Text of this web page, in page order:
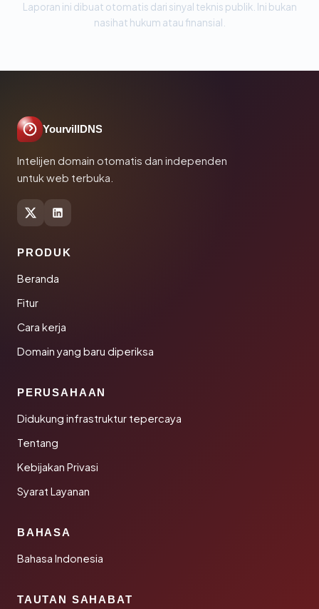
Laporan ini dibuat otomatis dari sinyal teknis publik. Ini bukan
nasihat hukum atau finansial.
YourvillDNS
Intelijen domain otomatis dan independen
untuk web terbuka.
PRODUK
Beranda
Fitur
Cara kerja
Domain yang baru diperiksa
PERUSAHAAN
Didukung infrastruktur tepercaya
Tentang
Kebijakan Privasi
Syarat Layanan
BAHASA
Bahasa Indonesia
TAUTAN SAHABAT